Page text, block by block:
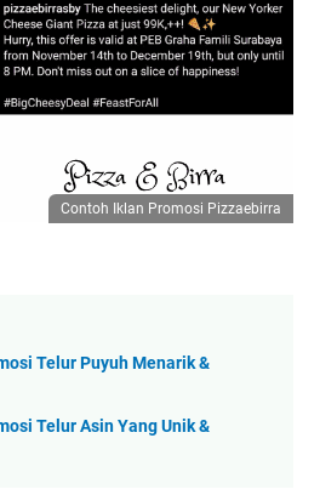
Contoh Iklan Promosi Pizzaebirra
Telur Puyuh Menarik &
Telur Asin Yang Unik &